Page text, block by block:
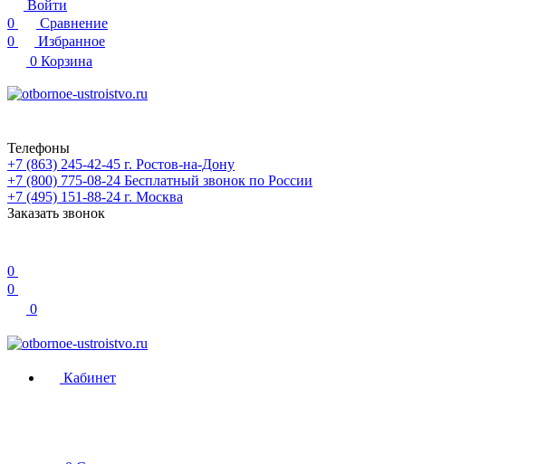
Войти
0
Сравнение
0
Избранное
0 Корзина
Телефоны
+7 (863) 245-42-45 г. Ростов-на-Дону
+7 (800) 775-08-24 Бесплатный звонок по России
+7 (495) 151-88-24 г. Москва
Заказать звонок
0
0
0
Кабинет